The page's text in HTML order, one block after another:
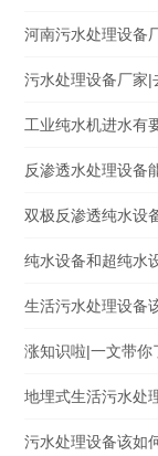
河南污水处理设备
污水处理设备厂家
工业纯水机进水有
反渗透水处理设备
双极反渗透纯水设
纯水设备和超纯水
生活污水处理设备
涨知识啦|一文带你
地埋式生活污水处
污水处理设备该如